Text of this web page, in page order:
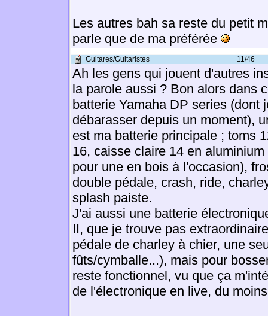
Les autres bah sa reste du petit
parle que de ma préférée
Guitares/Guitaristes 11/46
Ah les gens qui jouent d'autres
la parole aussi ? Bon alors dans
batterie Yamaha DP series (dont
débarasser depuis un moment),
est ma batterie principale ; toms
16, caisse claire 14 en
pour une en bois à l'occasion),
double pédale, crash, ride,
splash paiste.
J'ai aussi une batterie
II, que je trouve pas
pédale de charley à chier, une
fûts/cymballe...), mais pour
reste fonctionnel, vu que ça
de l'électronique en live, du